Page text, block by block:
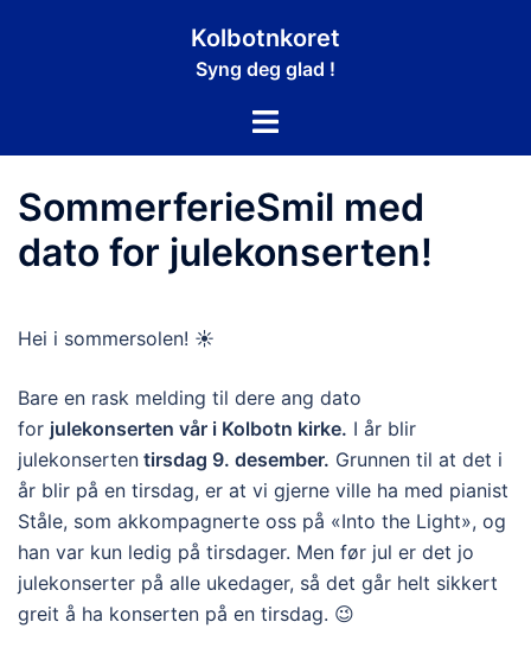
Kolbotnkoret
Syng deg glad !
Toggle
SommerferieSmil med
dato for julekonserten!
Hei i sommersolen! ☀️
Bare en rask melding til dere ang dato
for julekonserten vår i Kolbotn kirke. I år blir
julekonserten tirsdag 9. desember. Grunnen til at det i
år blir på en tirsdag, er at vi gjerne ville ha med pianist
Ståle, som akkompagnerte oss på «Into the Light», og
han var kun ledig på tirsdager. Men før jul er det jo
julekonserter på alle ukedager, så det går helt sikkert
greit å ha konserten på en tirsdag. 😉